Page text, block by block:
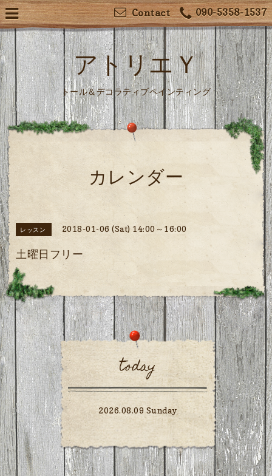
090-5358-1537
Contact
アトリエＹ
トール＆デコラティブペインティング
カレンダー
レッスン 2018-01-06 (Sat) 14:00～16:00
土曜日フリー
today
2026.08.09 Sunday